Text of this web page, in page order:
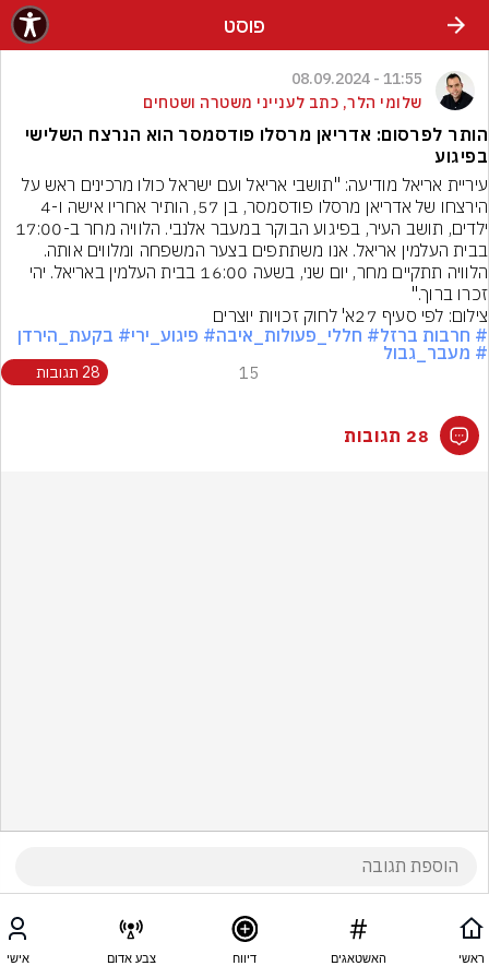
פוסט
11:55 - 08.09.2024
שלומי הלר, כתב לענייני משטרה ושטחים
הותר לפרסום: אדריאן מרסלו פודסמסר הוא הנרצח השלישי
בפיגוע
עיריית אריאל מודיעה: "תושבי אריאל ועם ישראל כולו מרכינים ראש על
הירצחו של אדריאן מרסלו פודסמסר, בן 57, הותיר אחריו אישה ו-4
זכרו ברוך."
צילום: לפי סעיף 27א' לחוק זכויות יוצרים
# חרבות ברזל# חללי_פעולות_איבה# פיגוע_ירי# בקעת_הירדן
# מעבר_גבול
15 28 תגובות
28 תגובות
ראשי האשטאגים דיווח צבע אדום אישי